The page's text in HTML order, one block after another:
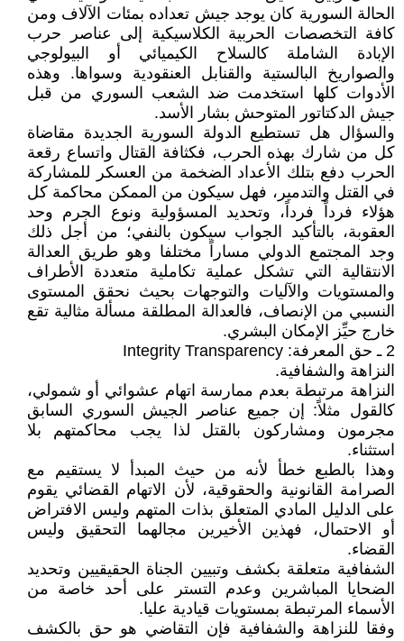
الحالة السورية كان يوجد جيش تعداده بمئات الآلاف ومن
كافة التخصصات الحربية الكلاسيكية إلى عناصر حرب
الإبادة الشاملة كالسلاح الكيميائي أو البيولوجي
والصواريخ البالستية والقنابل العنقودية وسواها. وهذه
الأدوات كلها استخدمت ضد الشعب السوري من قبل
جيش الدكتاتور المتوحش بشار الأسد.
والسؤال هل تستطيع الدولة السورية الجديدة مقاضاة
كل من شارك بهذه الحرب، فكثافة القتال واتساع رقعة
الحرب دفع بتلك الأعداد الضخمة من العسكر للمشاركة
في القتل والتدمير، فهل سيكون من الممكن محاكمة كل
هؤلاء فرداً فرداً، وتحديد المسؤولية ونوع الجرم وحد
العقوبة، بالتأكيد الجواب سيكون بالنفي؛ من أجل ذلك
وجد المجتمع الدولي مساراً مختلفا وهو طريق العدالة
الانتقالية التي تشكل عملية تكاملية متعددة الأطراف
والمستويات والآليات والتوجهات بحيث نحقق المستوى
النسبي من الإنصاف، فالعدالة المطلقة مسألة مثالية تقع
خارج حيِّز الإمكان البشري.
2 ـ حق المعرفة: Integrity Transparency
النزاهة والشفافية.
النزاهة مرتبطة بعدم ممارسة اتهام عشوائي أو شمولي،
كالقول مثلاً: إن جميع عناصر الجيش السوري السابق
مجرمون ومشاركون بالقتل لذا يجب محاكمتهم بلا
استثناء.
وهذا بالطبع خطأ لأنه من حيث المبدأ لا يستقيم مع
الصرامة القانونية والحقوقية، لأن الاتهام القضائي يقوم
على الدليل المادي المتعلق بذات المتهم وليس الافتراض
أو الاحتمال، فهذين الأخيرين مجالهما التحقيق وليس
القضاء.
الشفافية متعلقة بكشف وتبيين الجناة الحقيقيين وتحديد
الضحايا المباشرين وعدم التستر على أحد خاصة من
الأسماء المرتبطة بمستويات قيادية عليا.
وفقا للنزاهة والشفافية فإن التقاضي هو حق بالكشف